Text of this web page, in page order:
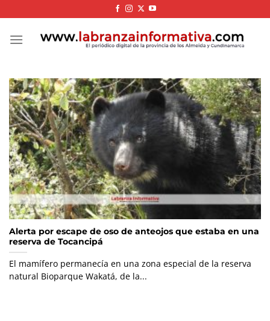
to
content
Alerta por escape de oso de anteojos que estaba en una
reserva de Tocancipá
El mamífero permanecía en una zona especial de la reserva
natural Bioparque Wakatá, de la...